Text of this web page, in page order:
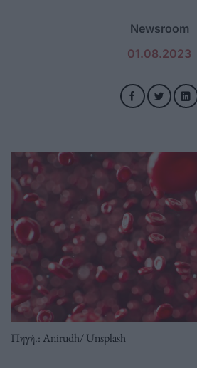
Newsroom
01.08.2023
Πηγή.: Anirudh/ Unsplash